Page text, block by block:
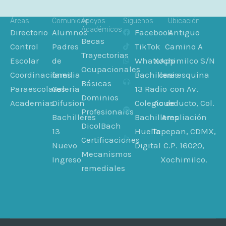
Áreas
Directorio
Control
Escolar
Coordinaciones
Paraescolares
Academias
Comunidad
Alumnos
Padres
de
familia
Galeria
Difusion
Bachilleres
13
Nuevo
Ingreso
Apoyos
Académicos
Becas
Trayectorias
Ocupacionales
Básicas
Dominios
Profesionales
DicolBach
Certificaciones
Mecanismos
remediales
Siguenos
Facebook
TikTok
WhatsApp
Bachilleres
13 Radio
Colegio de
Bachilleres
Huella
Digital
Ubicación
Antiguo
Camino A
Xochimilco S/N
casi esquina
con Av.
Acueducto, Col.
Ampliación
Tepepan, CDMX,
C.P. 16020,
Xochimilco.